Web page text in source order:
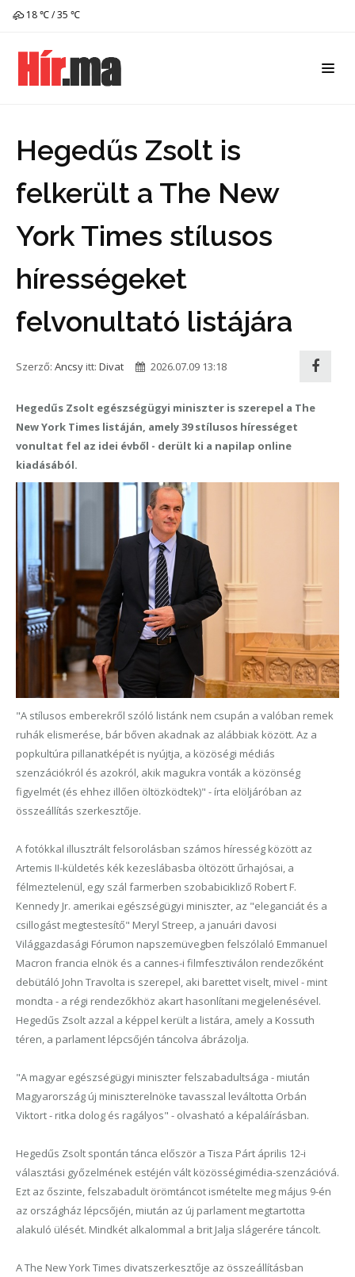
18 ℃ / 35 ℃
Hegedűs Zsolt is
felkerült a The New
York Times stílusos
hírességeket
felvonultató listájára
Szerző: Ancsy itt: Divat 2026.07.09 13:18
Hegedűs Zsolt egészségügyi miniszter is szerepel a The
New York Times listáján, amely 39 stílusos hírességet
vonultat fel az idei évből - derült ki a napilap online
kiadásából.
"A stílusos emberekről szóló listánk nem csupán a valóban remek
ruhák elismerése, bár bőven akadnak az alábbiak között. Az a
popkultúra pillanatképét is nyújtja, a közöségi médiás
szenzációkról és azokról, akik magukra vonták a közönség
figyelmét (és ehhez illően öltözködtek)" - írta elöljáróban az
összeállítás szerkesztője.
A fotókkal illusztrált felsorolásban számos híresség között az
Artemis II-küldetés kék kezeslábasba öltözött űrhajósai, a
félmeztelenül, egy szál farmerben szobabicikliző Robert F.
Kennedy Jr. amerikai egészségügyi miniszter, az "eleganciát és a
csillogást megtestesítő" Meryl Streep, a januári davosi
Világgazdasági Fórumon napszemüvegben felszólaló Emmanuel
Macron francia elnök és a cannes-i filmfesztiválon rendezőként
debütáló John Travolta is szerepel, aki barettet viselt, mivel - mint
mondta - a régi rendezőkhöz akart hasonlítani megjelenésével.
Hegedűs Zsolt azzal a képpel került a listára, amely a Kossuth
téren, a parlament lépcsőjén táncolva ábrázolja.
"A magyar egészségügyi miniszter felszabadultsága - miután
Magyarország új miniszterelnöke tavasszal leváltotta Orbán
Viktort - ritka dolog és ragályos" - olvasható a képaláírásban.
Hegedűs Zsolt spontán tánca először a Tisza Párt április 12-i
választási győzelmének estéjén vált közösségimédia-szenzációvá.
Ezt az őszinte, felszabadult örömtáncot ismételte meg május 9-én
az országház lépcsőjén, miután az új parlament megtartotta
alakuló ülését. Mindkét alkalommal a brit Jalja slágerére táncolt.
A The New York Times divatszerkesztője az összeállításban